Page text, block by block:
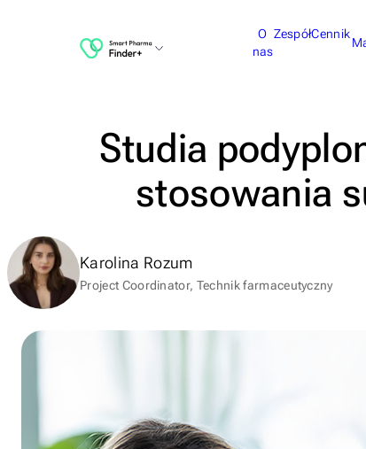
O
nas
ZespółCennik
Studia
stosowania
Karolina Rozum
Project Coordinator, Technik farmaceutyczny